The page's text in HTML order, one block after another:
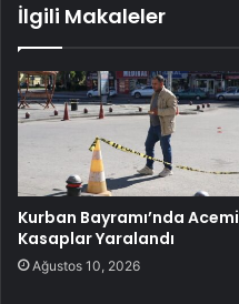
İlgili Makaleler
Kurban Bayramı’nda Acemi
Kasaplar Yaralandı
Ağustos 10, 2026